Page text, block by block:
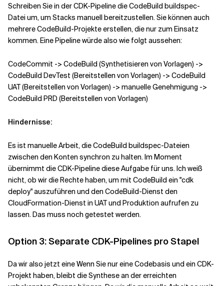
Schreiben Sie in der CDK-Pipeline die CodeBuild buildspec-
Datei um, um Stacks manuell bereitzustellen. Sie können auch
mehrere CodeBuild-Projekte erstellen, die nur zum Einsatz
kommen. Eine Pipeline würde also wie folgt aussehen:
CodeCommit -> CodeBuild (Synthetisieren von Vorlagen) ->
CodeBuild DevTest (Bereitstellen von Vorlagen) -> CodeBuild
UAT (Bereitstellen von Vorlagen) -> manuelle Genehmigung ->
CodeBuild PRD (Bereitstellen von Vorlagen)
Hindernisse:
Es ist manuelle Arbeit, die CodeBuild buildspec-Dateien
zwischen den Konten synchron zu halten. Im Moment
übernimmt die CDK-Pipeline diese Aufgabe für uns. Ich weiß
nicht, ob wir die Rechte haben, um mit CodeBuild ein "cdk
deploy" auszuführen und den CodeBuild-Dienst den
CloudFormation-Dienst in UAT und Produktion aufrufen zu
lassen. Das muss noch getestet werden.
Option 3: Separate CDK-Pipelines pro Stapel
Da wir also jetzt eineWenn Sie nur eine Codebasis und ein CDK-
Projekt haben, bleibt die Synthese an der erreichten